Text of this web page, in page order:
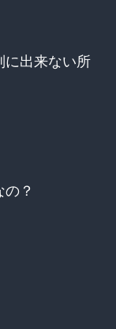
に出来ない所
？